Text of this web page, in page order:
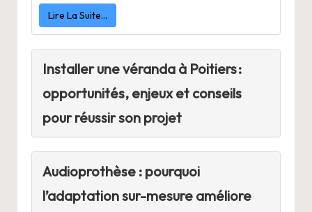
Lire La Suite…
Installer une véranda à Poitiers :
opportunités, enjeux et conseils
pour réussir son projet
Audioprothèse : pourquoi
l’adaptation sur-mesure améliore